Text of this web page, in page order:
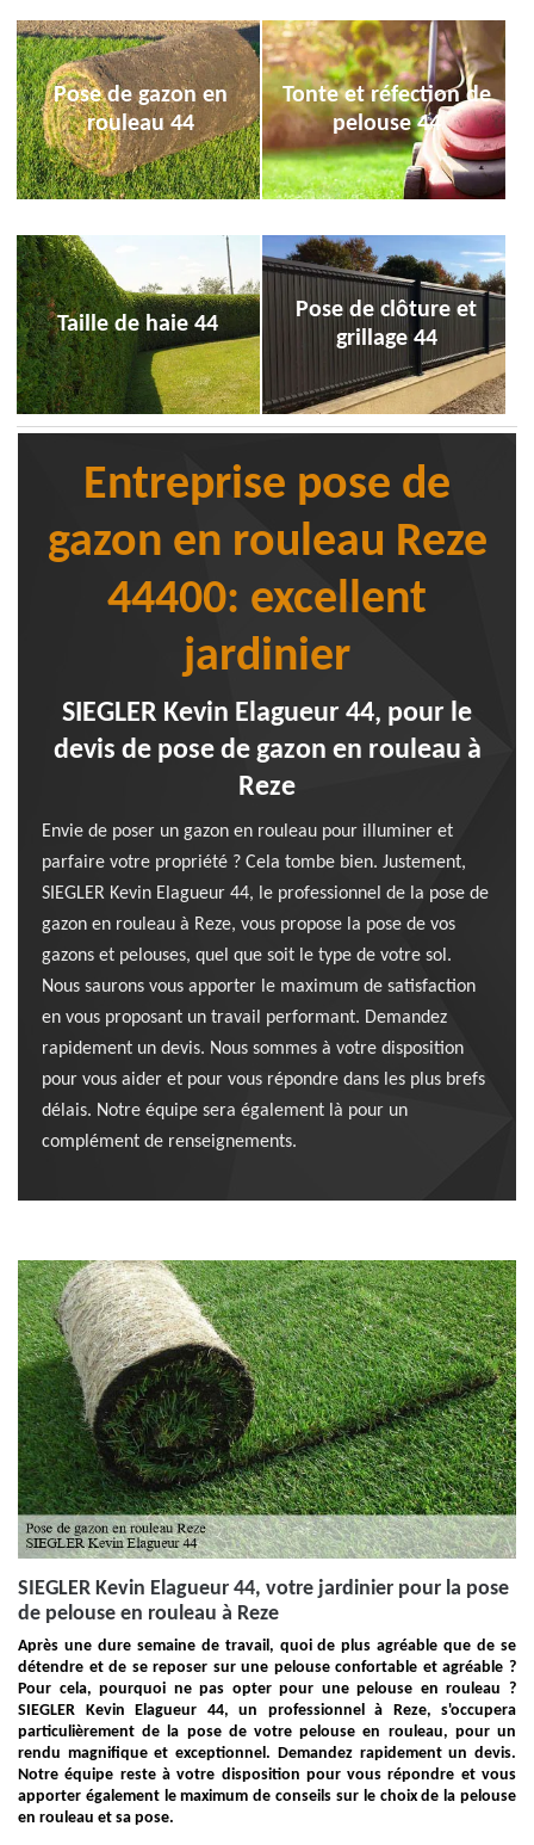
Pose de gazon en
rouleau 44
Tonte et réfection de
pelouse 44
Taille de haie 44
Pose de clôture et
grillage 44
Entreprise pose de
gazon en rouleau Reze
44400: excellent
jardinier
SIEGLER Kevin Elagueur 44, pour le
devis de pose de gazon en rouleau à
Reze
Envie de poser un gazon en rouleau pour illuminer et
parfaire votre propriété ? Cela tombe bien. Justement,
SIEGLER Kevin Elagueur 44, le professionnel de la pose de
gazon en rouleau à Reze, vous propose la pose de vos
gazons et pelouses, quel que soit le type de votre sol.
Nous saurons vous apporter le maximum de satisfaction
en vous proposant un travail performant. Demandez
rapidement un devis. Nous sommes à votre disposition
pour vous aider et pour vous répondre dans les plus brefs
délais. Notre équipe sera également là pour un
complément de renseignements.
SIEGLER Kevin Elagueur 44, votre jardinier pour la pose
de pelouse en rouleau à Reze
Après une dure semaine de travail, quoi de plus agréable que de se
détendre et de se reposer sur une pelouse confortable et agréable ?
Pour cela, pourquoi ne pas opter pour une pelouse en rouleau ?
SIEGLER Kevin Elagueur 44, un professionnel à Reze, s'occupera
particulièrement de la pose de votre pelouse en rouleau, pour un
rendu magnifique et exceptionnel. Demandez rapidement un devis.
Notre équipe reste à votre disposition pour vous répondre et vous
apporter également le maximum de conseils sur le choix de la pelouse
en rouleau et sa pose.